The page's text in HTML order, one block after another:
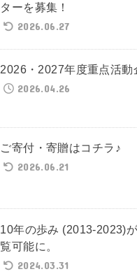
ターを募集！
2026.06.27
2026・2027年度重点活動
2026.04.26
ご寄付・寄贈はコチラ♪
2026.06.21
10年の歩み (2013-2023)
覧可能に。
2024.03.31